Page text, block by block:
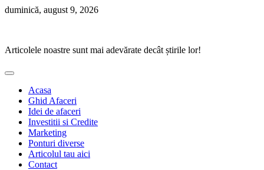
Skip
duminică, august 9, 2026
Articolele noastre sunt mai adevărate decât știrile lor!
Acasa
Ghid Afaceri
Idei de afaceri
Investitii si Credite
Marketing
Ponturi diverse
Articolul tau aici
Contact